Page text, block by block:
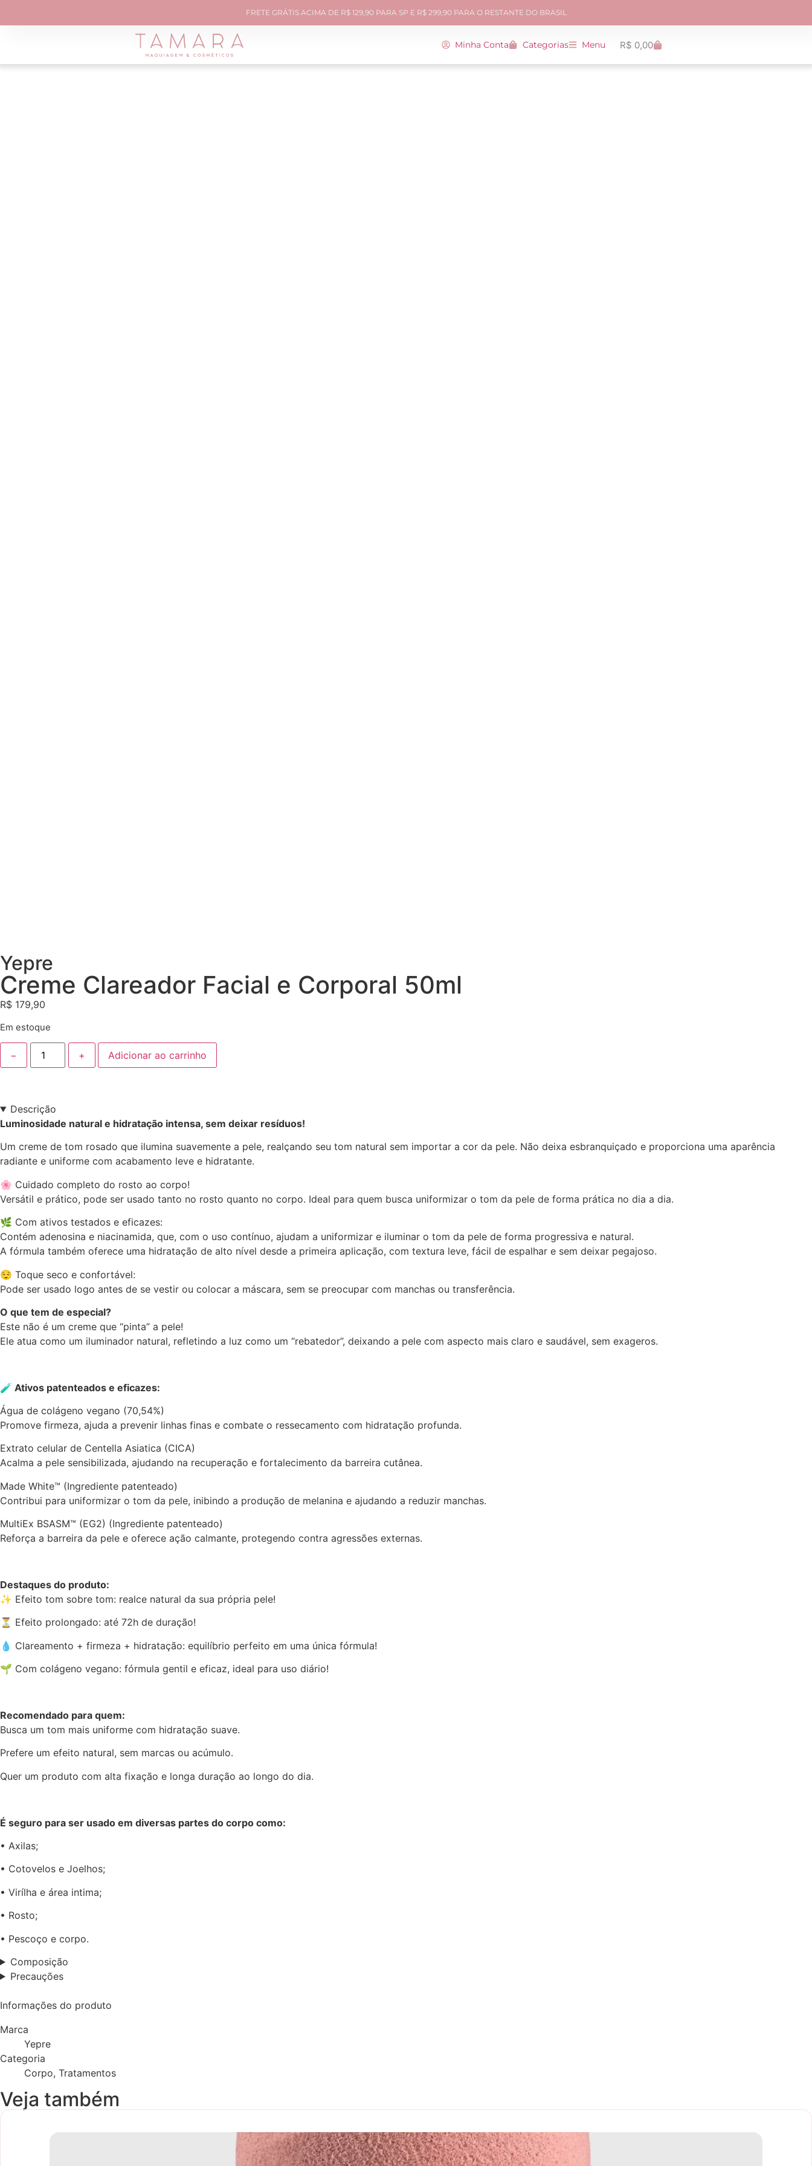
FRETE GRÁTIS ACIMA DE R$ 129,90 PARA SP E R$ 299,90 PARA O RESTANTE DO BRASIL
Minha Conta Categorias Menu R$ 0,00
Yepre
Creme Clareador Facial e Corporal 50ml
R$ 179,90
Em estoque
− + Adicionar ao carrinho
Descrição
Luminosidade natural e hidratação intensa, sem deixar resíduos!
Um creme de tom rosado que ilumina suavemente a pele, realçando seu tom natural sem importar a cor da pele. Não deixa esbranquiçado e proporciona uma aparência
radiante e uniforme com acabamento leve e hidratante.
🌸 Cuidado completo do rosto ao corpo!
Versátil e prático, pode ser usado tanto no rosto quanto no corpo. Ideal para quem busca uniformizar o tom da pele de forma prática no dia a dia.
🌿 Com ativos testados e eficazes:
Contém adenosina e niacinamida, que, com o uso contínuo, ajudam a uniformizar e iluminar o tom da pele de forma progressiva e natural.
A fórmula também oferece uma hidratação de alto nível desde a primeira aplicação, com textura leve, fácil de espalhar e sem deixar pegajoso.
😌 Toque seco e confortável:
Pode ser usado logo antes de se vestir ou colocar a máscara, sem se preocupar com manchas ou transferência.
O que tem de especial?
Este não é um creme que “pinta” a pele!
Ele atua como um iluminador natural, refletindo a luz como um “rebatedor”, deixando a pele com aspecto mais claro e saudável, sem exageros.
🧪 Ativos patenteados e eficazes:
Água de colágeno vegano (70,54%)
Promove firmeza, ajuda a prevenir linhas finas e combate o ressecamento com hidratação profunda.
Extrato celular de Centella Asiatica (CICA)
Acalma a pele sensibilizada, ajudando na recuperação e fortalecimento da barreira cutânea.
Made White™ (Ingrediente patenteado)
Contribui para uniformizar o tom da pele, inibindo a produção de melanina e ajudando a reduzir manchas.
MultiEx BSASM™ (EG2) (Ingrediente patenteado)
Reforça a barreira da pele e oferece ação calmante, protegendo contra agressões externas.
Destaques do produto:
✨ Efeito tom sobre tom: realce natural da sua própria pele!
⏳ Efeito prolongado: até 72h de duração!
💧 Clareamento + firmeza + hidratação: equilíbrio perfeito em uma única fórmula!
🌱 Com colágeno vegano: fórmula gentil e eficaz, ideal para uso diário!
Recomendado para quem:
Busca um tom mais uniforme com hidratação suave.
Prefere um efeito natural, sem marcas ou acúmulo.
Quer um produto com alta fixação e longa duração ao longo do dia.
É seguro para ser usado em diversas partes do corpo como:
• Axilas;
• Cotovelos e Joelhos;
• Virílha e área intima;
• Rosto;
• Pescoço e corpo.
Composição
Precauções
Informações do produto
Marca
Yepre
Categoria
Corpo, Tratamentos
Veja também